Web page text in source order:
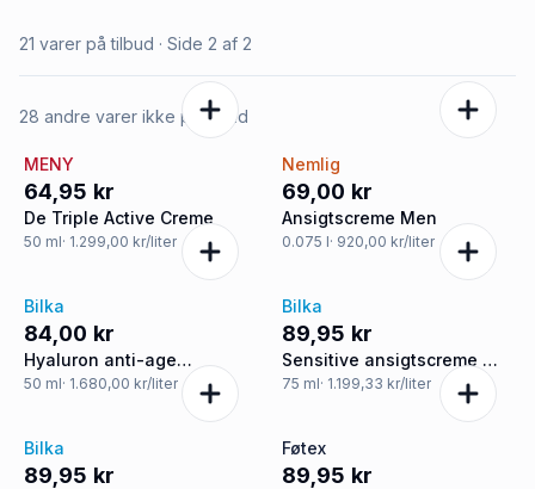
21 varer på tilbud · Side 2 af 2
28 andre varer ikke på tilbud
MENY
64,95 kr
De Triple Active Creme
50 ml· 1.299,00 kr/liter
Nemlig
69,00 kr
Ansigtscreme Men
0.075 l· 920,00 kr/liter
Bilka
84,00 kr
Hyaluron anti-age
ansigtscreme m.
hyaluronsyre og pro-
retinol m. solfaktor 15
50 ml· 1.680,00 kr/liter
Bilka
89,95 kr
Sensitive ansigtscreme m.
VitaminPro Complex m.
75 ml· 1.199,33 kr/liter
Bilka
89,95 kr
Føtex
89,95 kr